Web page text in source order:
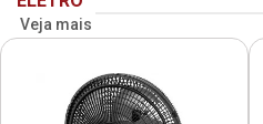
Veja mais